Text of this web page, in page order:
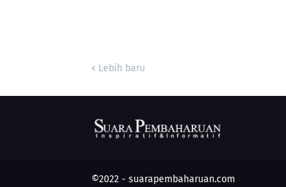
Lebih baru
©2022 - suarapembaharuan.com